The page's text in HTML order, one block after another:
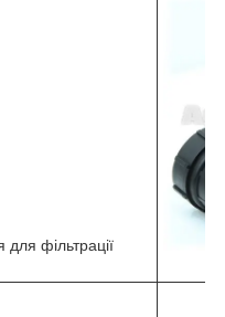
для фільтрації